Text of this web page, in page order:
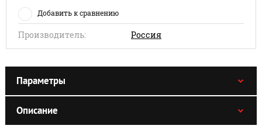
Добавить к сравнению
Производитель: Россия
Параметры
Описание